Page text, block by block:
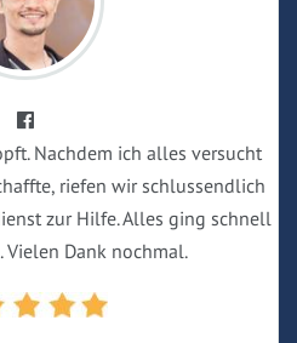
Nachdem ich alles versucht
riefen wir schlussendlich
zur Hilfe. Alles ging schnell
Dank nochmal.